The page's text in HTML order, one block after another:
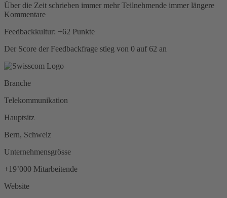
Über die Zeit schrieben immer mehr Teilnehmende immer längere
Kommentare
Feedbackkultur: +62 Punkte
Der Score der Feedbackfrage stieg von 0 auf 62 an
Branche
Telekommunikation
Hauptsitz
Bern, Schweiz
Unternehmensgrösse
+19’000 Mitarbeitende
Website